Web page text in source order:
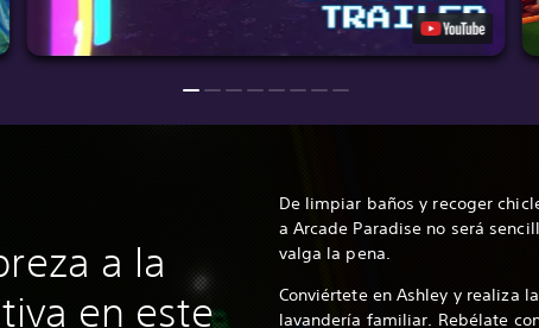
a la
en este
De limpiar baños y recoger
a Arcade Paradise no será
valga la pena.
Conviértete en Ashley y realiza
lavandería familiar. Rebélate